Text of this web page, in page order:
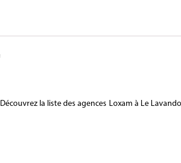
la liste des agences Loxam à Le